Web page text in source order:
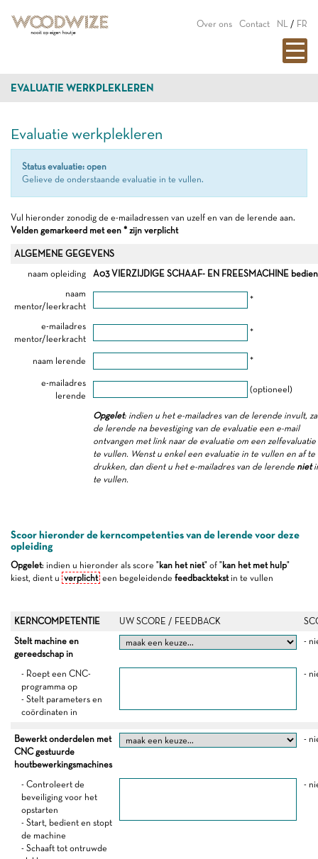
Over ons Contact NL / FR
EVALUATIE WERKPLEKLEREN
Evaluatie werkplekleren
Status evaluatie: open
Gelieve de onderstaande evaluatie in te vullen.
Vul hieronder zonodig de e-mailadressen van uzelf en van de lerende aan.
Velden gemarkeerd met een * zijn verplicht
ALGEMENE GEGEVENS
naam opleiding
A03 VIERZIJDIGE SCHAAF- EN FREESMACHINE
naam
mentor/leerkracht
*
e-mailadres
mentor/leerkracht
*
naam lerende *
e-mailadres
lerende
(optioneel)
Opgelet: indien u het e-mailadres van de lerende invult,
de lerende na bevestiging van de evaluatie een e-mail
ontvangen met link naar de evaluatie om een zelfevaluatie
te vullen. Wenst u enkel een evaluatie in te vullen en af te
drukken, dan dient u het e-mailadres van de lerende niet
te vullen.
Scoor hieronder de kerncompetenties van de lerende voor deze
opleiding
Opgelet: indien u hieronder als score "kan het niet" of "kan het met hulp"
kiest, dient u verplicht een begeleidende feedbacktekstin te vullen
KERNCOMPETENTIE UW SCORE / FEEDBACK
Stelt machine en
gereedschap in
-
- Roept een CNC-
programma op
- Stelt parameters en
coördinaten in
-
Bewerkt onderdelen met
CNC gestuurde
houtbewerkingsmachines
-
- Controleert de
beveiliging voor het
opstarten
- Start, bedient en stopt
de machine
- Schaaft tot ontruwde
-